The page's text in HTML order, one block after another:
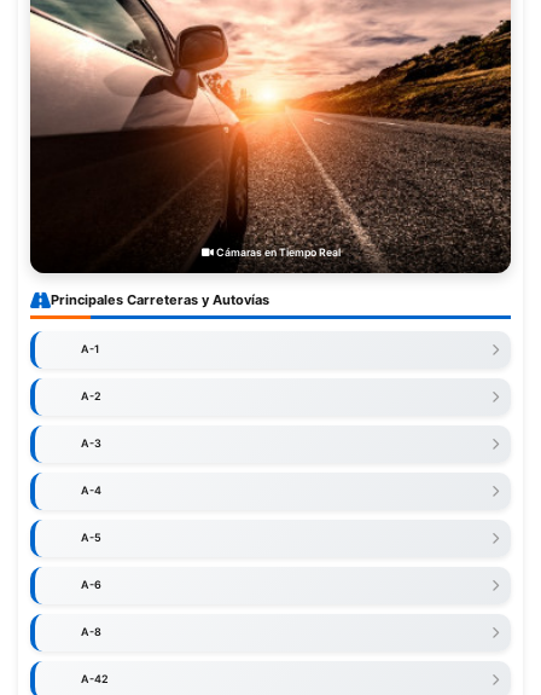
Cámaras en Tiempo Real
Principales Carreteras y Autovías
A-1
A-2
A-3
A-4
A-5
A-6
A-8
A-42